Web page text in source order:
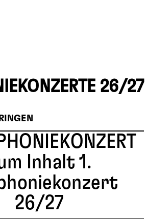
26/27
Inhalt 1.
26/27